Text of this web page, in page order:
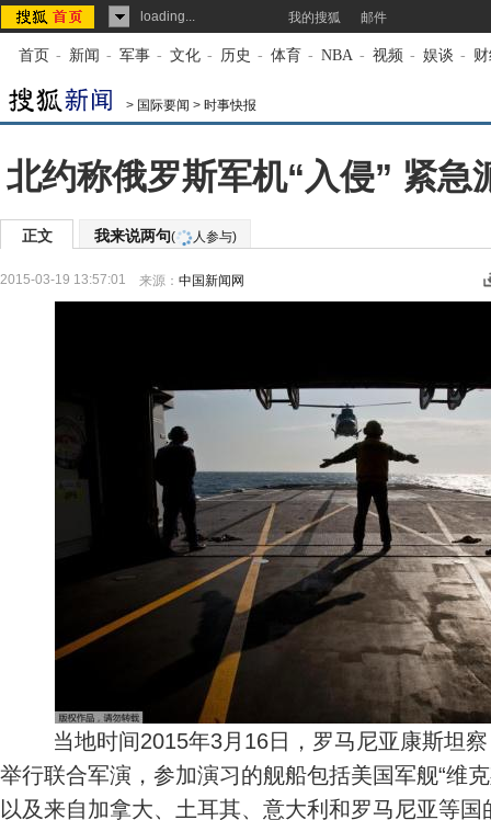
loading... 我的搜狐 邮件
首页 - 新闻 - 军事 - 文化 - 历史 - 体育 - NBA - 视频 - 娱谈 -
> 国际要闻 > 时事快报
北约称俄罗斯军机“入侵” 紧急
正文 我来说两句( 人参与)
2015-03-19 13:57:01 来源： 中国新闻网
当地时间2015年3月16日，罗马尼亚康斯坦
举行联合军演，参加演习的舰船包括美国军舰“维
以及来自加拿大、土耳其、意大利和罗马尼亚等国